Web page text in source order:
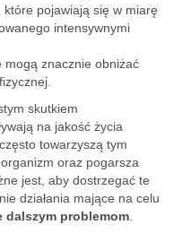
, które pojawiają się w miarę
intensywnymi
mogą znacznie obniżać
skutkiem
na jakość życia
towarzyszą tym
oraz pogarsza
jest, aby dostrzegać te
działania mające na celu
dalszym problemom